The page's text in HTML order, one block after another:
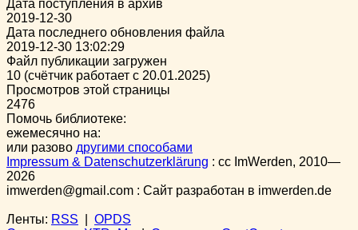
Дата поступления в архив
2019-12-30
Дата последнего обновления файла
2019-12-30 13:02:29
Файл публикации загружен
10 (счётчик работает с 20.01.2025)
Просмотров этой страницы
2476
Помочь библиотеке:
ежемесячно на:
или разово другими способами
Impressum & Datenschutzerklärung : cc ImWerden, 2010—
2026
imwerden@gmail.com : Сайт разработан в imwerden.de
Ленты: RSS
OPDS